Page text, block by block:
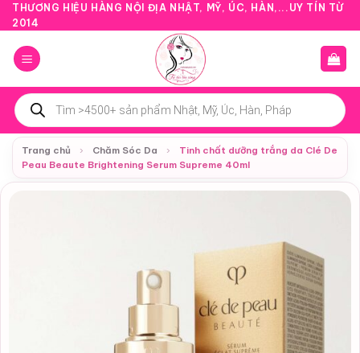
Bỏ
qua
nội
dung
THƯƠNG HIỆU HÀNG NỘI ĐỊA NHẬT, MỸ, ÚC, HÀN,...UY TÍN TỪ
2014
Tìm
kiếm
sản
phẩm
Trang chủ
› Chăm Sóc Da ›
Tinh chất dưỡng trắng da Clé De
Peau Beaute Brightening Serum Supreme 40ml